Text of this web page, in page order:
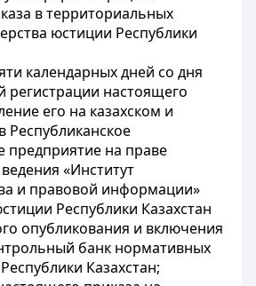
в территориальных
юстиции Республики
календарных дней со дня
регистрации настоящего
его на казахском и
Республиканское
предприятие на праве
«Институт
и правовой информации»
Республики Казахстан
опубликования и включения
банк нормативных
Казахстан;